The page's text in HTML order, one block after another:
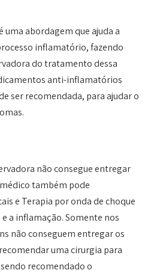
abordagem que ajuda a
inflamatório, fazendo
do tratamento dessa
anti-inflamatórios
ser recomendada, para ajudar o
não consegue entregar
também pode
e Terapia por onda de choque
a inflamação. Somente nos
não conseguem entregar os
uma cirurgia para
recomendado o